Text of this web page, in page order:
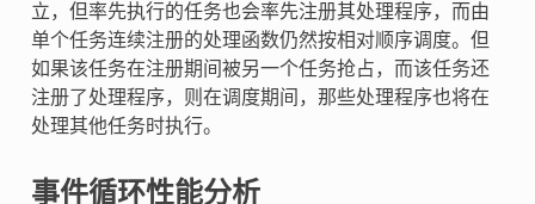
立，但率先执行的任务也会率先注册其处理程序，而由
单个任务连续注册的处理函数仍然按相对顺序调度。但
如果该任务在注册期间被另一个任务抢占，而该任务还
注册了处理程序，则在调度期间，那些处理程序也将在
处理其他任务时执行。
事件循环性能分析